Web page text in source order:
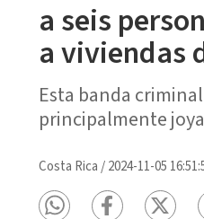
a seis
a viviendas
Esta banda
principalmente
Costa Rica /2024-11-05